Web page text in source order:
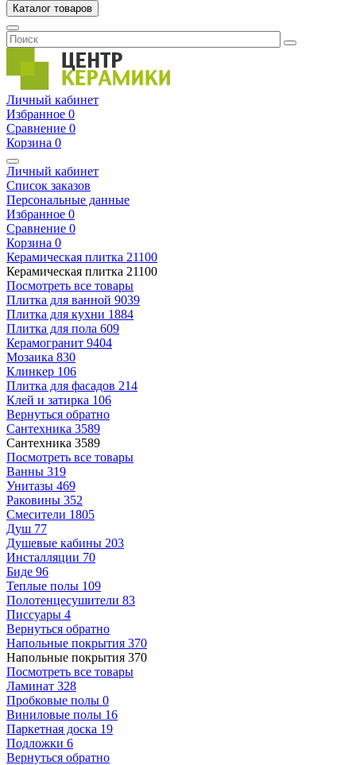
Каталог товаров
Личный кабинет
Избранное 0
Сравнение 0
Корзина 0
Личный кабинет
Список заказов
Персональные данные
Избранное 0
Сравнение 0
Корзина 0
Керамическая плитка 21100
Керамическая плитка 21100
Посмотреть все товары
Плитка для ванной 9039
Плитка для кухни 1884
Плитка для пола 609
Керамогранит 9404
Мозаика 830
Клинкер 106
Плитка для фасадов 214
Клей и затирка 106
Вернуться обратно
Сантехника 3589
Сантехника 3589
Посмотреть все товары
Ванны 319
Унитазы 469
Раковины 352
Смесители 1805
Душ 77
Душевые кабины 203
Инсталляции 70
Биде 96
Теплые полы 109
Полотенцесушители 83
Писсуары 4
Вернуться обратно
Напольные покрытия 370
Напольные покрытия 370
Посмотреть все товары
Ламинат 328
Пробковые полы 0
Виниловые полы 16
Паркетная доска 19
Подложки 6
Вернуться обратно